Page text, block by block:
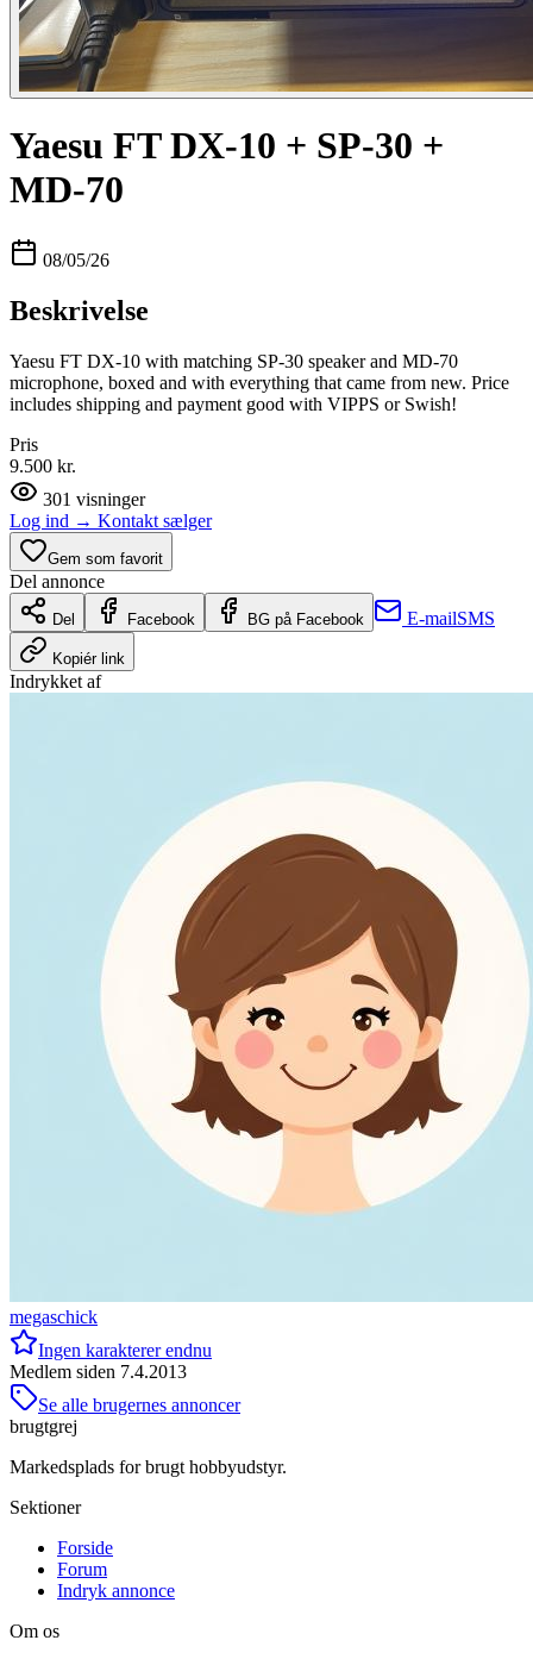
Yaesu FT DX-10 + SP-30 +
MD-70
08/05/26
Beskrivelse
Yaesu FT DX-10 with matching SP-30 speaker and MD-70
microphone, boxed and with everything that came from new. Price
includes shipping and payment good with VIPPS or Swish!
Pris
9.500 kr.
301 visninger
Log ind → Kontakt sælger
Gem som favorit
Del annonce
Del Facebook BG på Facebook E-mailSMS
Kopiér link
Indrykket af
megaschick
Ingen karakterer endnu
Medlem siden 7.4.2013
Se alle brugernes annoncer
brugtgrej
Markedsplads for brugt hobbyudstyr.
Sektioner
Forside
Forum
Indryk annonce
Om os